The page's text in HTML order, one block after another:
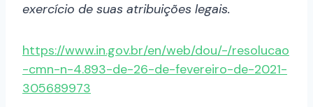
exercício de suas atribuições legais.
https://www.in.gov.br/en/web/dou/-/resolucao
-cmn-n-4.893-de-26-de-fevereiro-de-2021-
305689973